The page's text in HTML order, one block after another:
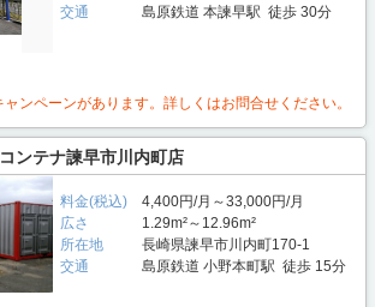
交通
島原鉄道 本諫早駅 徒歩 30分
ンペーンがあります。詳しくはお問合せください。
ンテナ諫早市川内町店
料金(税込)
4,400円/月～33,000円/月
広さ
1.29m²～12.96m²
所在地
長崎県諫早市川内町170-1
交通
島原鉄道 小野本町駅 徒歩 15分